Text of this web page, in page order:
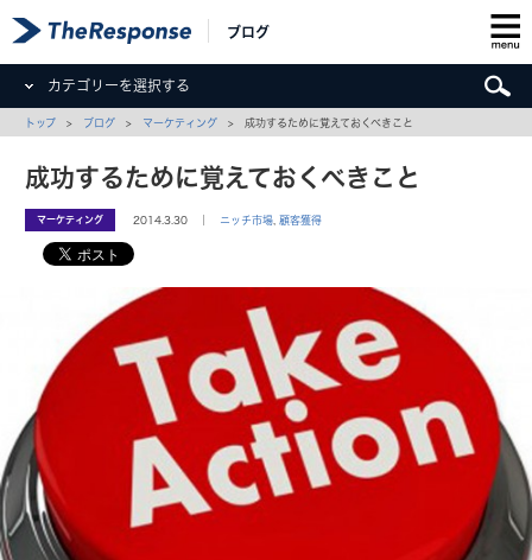
ブログ
カテゴリーを選択する
トップ > ブログ > マーケティング > 成功するために覚えておくべきこと
成功するために覚えておくべきこと
マーケティング 2014.3.30 ｜ ニッチ市場 ,顧客獲得